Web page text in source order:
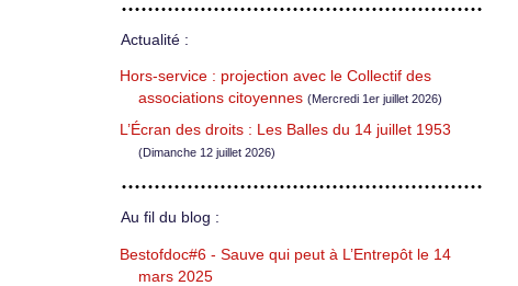
Actualité :
Hors-service : projection avec le Collectif des
associations citoyennes (Mercredi 1er juillet 2026)
L’Écran des droits : Les Balles du 14 juillet 1953
(Dimanche 12 juillet 2026)
Au fil du blog :
Bestofdoc#6 - Sauve qui peut à L’Entrepôt le 14
mars 2025